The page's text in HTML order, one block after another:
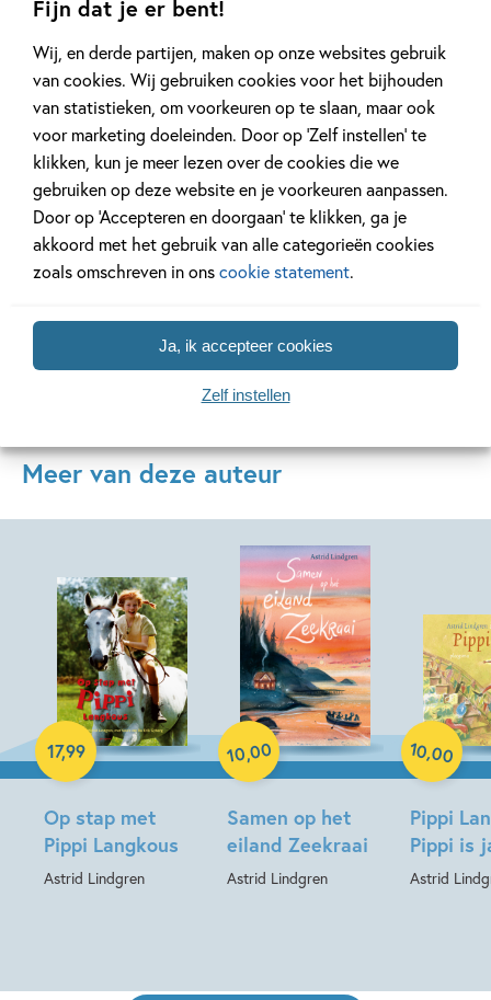
Fijn dat je er bent!
Wij, en derde partijen, maken op onze websites gebruik
van cookies. Wij gebruiken cookies voor het bijhouden
van statistieken, om voorkeuren op te slaan, maar ook
voor marketing doeleinden. Door op ‘Zelf instellen’ te
klikken, kun je meer lezen over de cookies die we
gebruiken op deze website en je voorkeuren aanpassen.
Door op ‘Accepteren en doorgaan’ te klikken, ga je
akkoord met het gebruik van alle categorieën cookies
zoals omschreven in onscookie statement.
Ja, ik accepteer cookies
Zelf instellen
11 JANUARI 2026
Ons Kinderpanel leest:
‘Marvel Superhelden’
Lees meer
22 DECEMBER 2025
Ons
‘Vraag het
Lees meer
Bekijk alle artikelen
Meer van deze auteur
Op stap met
Pippi Langkous
Astrid Lindgren
17,99
Hardcover
Samen op het
eiland Zeekraai
Astrid Lindgren
10,00
Paperback
Pippi
Pippi is
Astrid
10,00
Hardcover